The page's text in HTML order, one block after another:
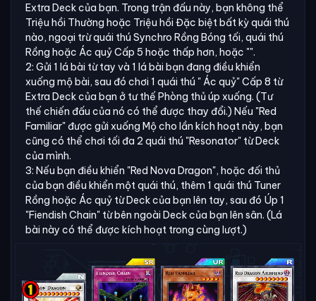
Extra Deck của bạn. Trong trận đấu này, bạn không thể
Triệu hồi Thường hoặc Triệu hồi Đặc biệt bất kỳ quái thú
nào, ngoại trừ quái thú Synchro Rồng Bóng tối, quái thú
Rồng hoặc Ác quỷ Cấp 5 hoặc thấp hơn, hoặc "".
2: Gửi 1 lá bài từ tay và 1 lá bài bạn đang điều khiển
xuống mộ bài, sau đó chơi 1 quái thú " Ác quỷ" Cấp 8 từ
Extra Deck của bạn ở tư thế Phòng thủ úp xuống. (Tư
thế chiến đấu của nó có thể được thay đổi.) Nếu "Red
Familiar" được gửi xuống Mộ cho lần kích hoạt này, bạn
cũng có thể chơi tối đa 2 quái thú "Resonator" từ Deck
của mình.
3: Nếu bạn điều khiển "Red Nova Dragon", hoặc đối thủ
của bạn điều khiển một quái thú, thêm 1 quái thú Tuner
Rồng hoặc Ác quỷ từ Deck của bạn lên tay, sau đó Úp 1
"Fiendish Chain" từ bên ngoài Deck của bạn lên sân. (Lá
bài này có thể được kích hoạt trong cùng lượt.)